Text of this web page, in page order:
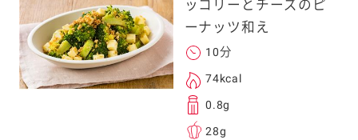
。
元コードをス
ォンのカメラ
ッコリーとチーズのピ
ーナッツ和え
10分
74kcal
0.8g
28g